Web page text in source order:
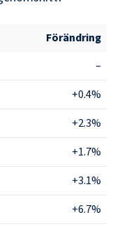
Förändring
–
+0.4%
+2.3%
+1.7%
+3.1%
+6.7%